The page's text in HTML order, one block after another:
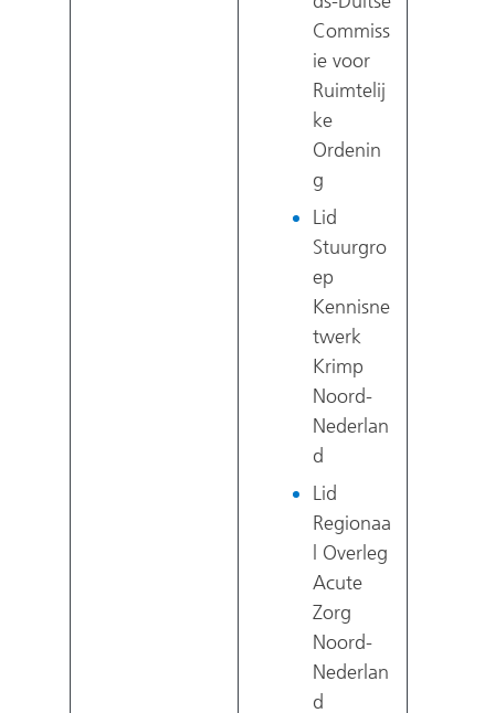
Commiss
ie voor
Ruimtelij
ke
Ordenin
g
Lid
Stuurgro
ep
Kennisne
twerk
Krimp
Noord-
Nederlan
d
Lid
Regionaa
l Overleg
Acute
Zorg
Noord-
Nederlan
d